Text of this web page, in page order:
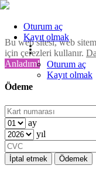
Bu web sitesi, web
için çerezleri kullanır.
Anladım!
Ödeme
ay
yıl
İptal etmek Ödemek
Oturum aç
Kayıt olmak
Oturum aç
Kayıt olmak